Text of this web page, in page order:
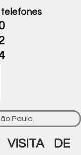
Paulo.
VISITA DE